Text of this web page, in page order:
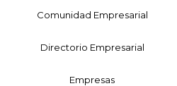
Comunidad Empresarial
Directorio Empresarial
Empresas